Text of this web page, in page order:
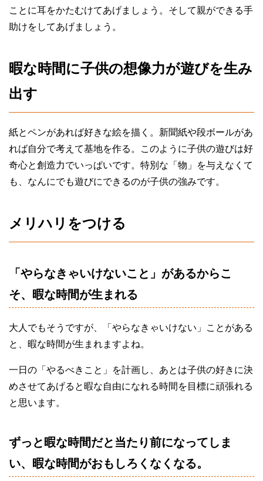
ことに耳をかたむけてあげましょう。そして親ができる手
助けをしてあげましょう。
暇な時間に子供の想像力が遊びを生み
出す
紙とペンがあれば好きな絵を描く。新聞紙や段ボールがあ
れば自分で考えて基地を作る。このように子供の遊びは好
奇心と創造力でいっぱいです。特別な「物」を与えなくて
も、なんにでも遊びにできるのが子供の強みです。
メリハリをつける
「やらなきゃいけないこと」があるからこ
そ、暇な時間が生まれる
大人でもそうですが、「やらなきゃいけない」ことがある
と、暇な時間が生まれますよね。
一日の「やるべきこと」を計画し、あとは子供の好きに決
めさせてあげると暇な自由になれる時間を目標に頑張れる
と思います。
ずっと暇な時間だと当たり前になってしま
い、暇な時間がおもしろくなくなる。